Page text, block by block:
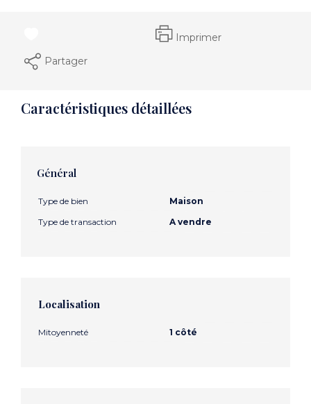
Imprimer
Partager
Caractéristiques détaillées
Général
Type de bien
Maison
Type de transaction
A vendre
Localisation
Mitoyenneté 1 côté